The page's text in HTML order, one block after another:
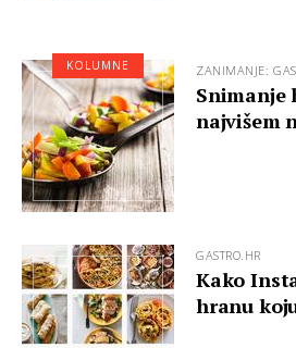
ZANIMANJE:
Snimanje
najvišem
KOLUMNE
GASTRO.HR
Kako
hranu